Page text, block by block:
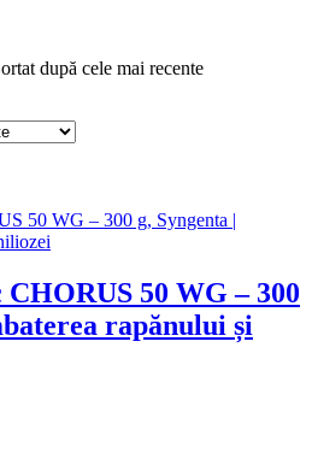
după cele mai recente
50 WG – 300
rapănului și